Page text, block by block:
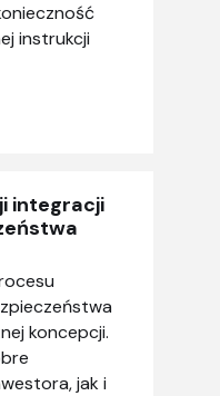
instrukcji
integracji
koncepcji.
jak i